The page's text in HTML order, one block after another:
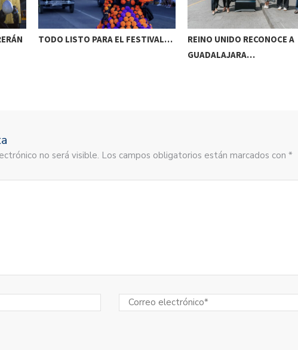
TODO LISTO PARA EL FESTIVAL…
REINO UNIDO RECONOCE A
GUADALAJARA…
no será visible. Los campos obligatorios están marcados con *